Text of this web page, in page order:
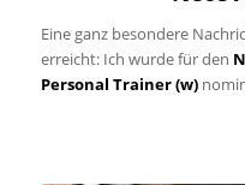
Eine ganz besondere
erreicht: Ich wurde für den
Personal Trainer (w)